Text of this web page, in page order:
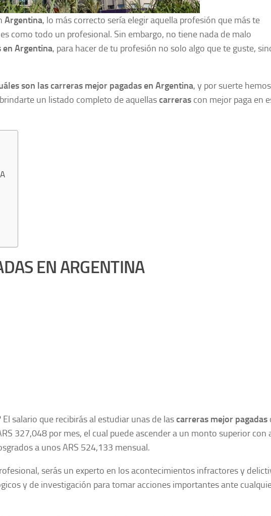
Argentina, lo más correcto sería elegir aquella profesión que más te
como todo un profesional. Sin embargo, no tiene nada de malo
en Argentina, para hacer de tu profesión no solo algo que te guste,
son las carreras mejor pagadas en Argentina, y por suerte hemos
un listado completo de aquellascarreras con mejor paga en
EN ARGENTINA
El salario que recibirás al estudiar unas de lascarreras mejor pagadas
327,048 por mes, el cual puede ascender a un monto superior con
a unos ARS 524,133 mensual.
serás un experto en los acontecimientos infractores y
y de investigación para tomar acciones importantes ante